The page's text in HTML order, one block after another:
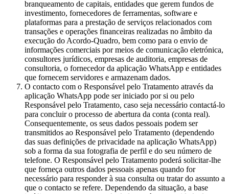
branqueamento de capitais, entidades que gerem fundos de
investimento, fornecedores de ferramentas, software e
plataformas para a prestação de serviços relacionados com
transações e operações financeiras realizadas no âmbito da
execução do Acordo-Quadro, bem como para o envio de
informações comerciais por meios de comunicação eletrónica,
consultores jurídicos, empresas de auditoria, empresas de
consultoria, o fornecedor da aplicação WhatsApp e entidades
que fornecem servidores e armazenam dados.
O contacto com o Responsável pelo Tratamento através da
aplicação WhatsApp pode ser iniciado por si ou pelo
Responsável pelo Tratamento, caso seja necessário contactá-lo
para concluir o processo de abertura da conta (conta real).
Consequentemente, os seus dados pessoais podem ser
transmitidos ao Responsável pelo Tratamento (dependendo
das suas definições de privacidade na aplicação WhatsApp)
sob a forma da sua fotografia de perfil e do seu número de
telefone. O Responsável pelo Tratamento poderá solicitar-lhe
que forneça outros dados pessoais apenas quando for
necessário para responder à sua consulta ou tratar do assunto a
que o contacto se refere. Dependendo da situação, a base